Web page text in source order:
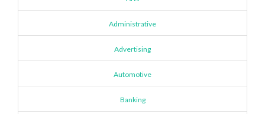
Administrative
Advertising
Automotive
Banking